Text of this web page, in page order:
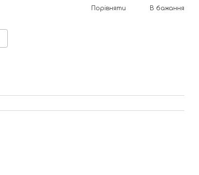
Порівняти В бажання